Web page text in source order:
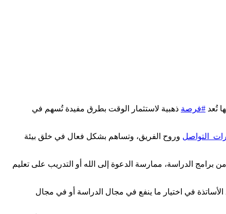
تُعد #فرصة ذهبية لاستثمار الوقت بطرق مفيدة تُسهم في
وروح الفريق، وتساهم بشكل فعال في خلق بيئة
من برامج الدراسة، ممارسة الدعوة إلى الله أو التدريب على تعليم
في اختيار ما ينفع في مجال الدراسة أو في مجال